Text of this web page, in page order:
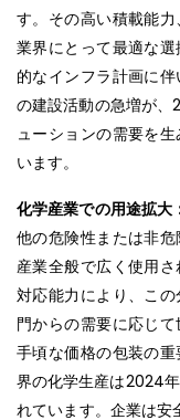
す。その高い積載能
業界にとって最適な
的なインフラ計画に
の建設活動の急増が、
ューションの需要を
います。
化学産業での用途拡大
他の危険性または非
産業全般で広く使用
対応能力により、こ
門からの需要に応じ
手頃な価格の包装の
界の化学生産は2024
れています。企業は安